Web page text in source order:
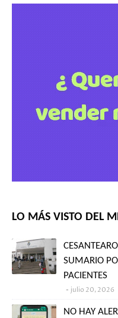
LO MÁS VISTO DEL
SUMARIO
PACIENTES
julio 20, 2026
NO HAY